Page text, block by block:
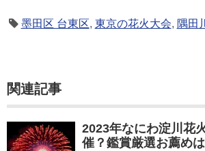
墨田区 台東区, 東京の花火大会, 隅田川
関連記事
2023年なにわ淀川花
催？鑑賞厳選お薦めは